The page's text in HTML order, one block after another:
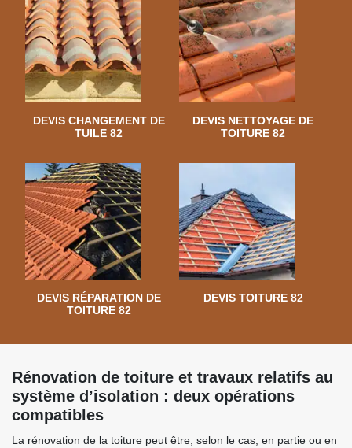
DEVIS CHANGEMENT DE
TUILE 82
DEVIS NETTOYAGE DE
TOITURE 82
DEVIS RÉPARATION DE
TOITURE 82
DEVIS TOITURE 82
Rénovation de toiture et travaux relatifs au
système d’isolation : deux opérations
compatibles
La rénovation de la toiture peut être, selon le cas, en partie ou en